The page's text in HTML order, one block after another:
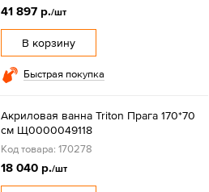
41 897 р./шт
В корзину
Быстрая покупка
Акриловая ванна Triton Прага 170*70
см Щ0000049118
Код товара: 170278
18 040 р./шт